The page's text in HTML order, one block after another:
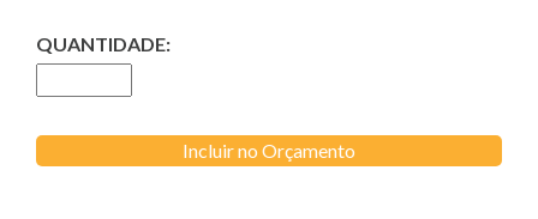
QUANTIDADE:
Incluir no Orçamento